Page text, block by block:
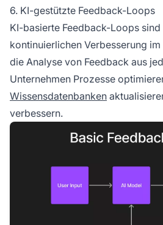
6. KI-gestützte Feedback-Loops
KI-basierte Feedback-Loops
kontinuierlichen Verbesserung
die Analyse von Feedback aus
Unternehmen Prozesse
Wissensdatenbanken
verbessern.